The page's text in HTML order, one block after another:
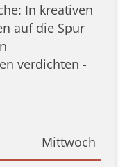
In kreativen
auf die Spur
verdichten -
Mittwoch